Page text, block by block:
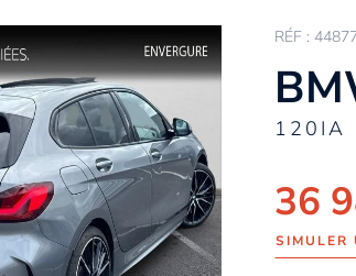
RÉF :
120IA
36
SIMULER